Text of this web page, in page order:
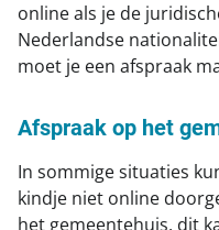
online als je de
Nederlandse
moet je een afspraak
Afspraak op het
In sommige situaties
kindje niet online
het gemeentehuis, dit